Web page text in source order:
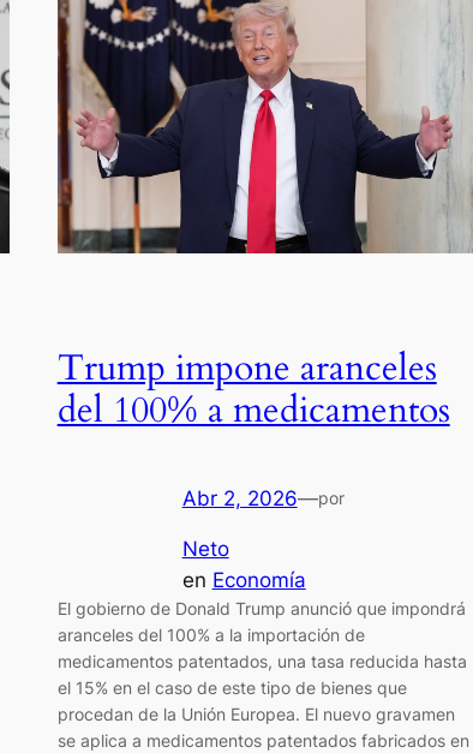
Trump impone aranceles
del 100% a medicamentos
Abr 2, 2026—por
Neto
en Economía
El gobierno de Donald Trump anunció que impondrá
aranceles del 100% a la importación de
medicamentos patentados, una tasa reducida hasta
el 15% en el caso de este tipo de bienes que
procedan de la Unión Europea. El nuevo gravamen
se aplica a medicamentos patentados fabricados en